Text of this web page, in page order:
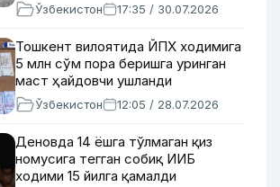
Ўзбекистон 17:35 / 30.07.2026
Тошкент вилоятида ЙПХ ходимига
5 млн сўм пора беришга уринган
маст ҳайдовчи ушланди
Ўзбекистон 12:05 / 28.07.2026
Деновда 14 ёшга тўлмаган қиз
номусига тегган собиқ ИИБ
ходими 15 йилга қамалди